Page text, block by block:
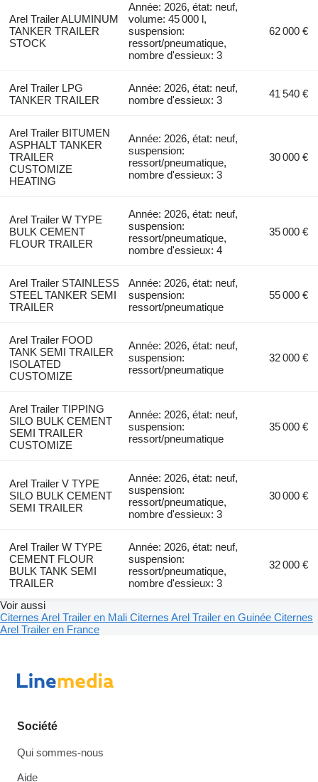
Arel Trailer ALUMINUM
TANKER TRAILER
STOCK
Année: 2026, état: neuf,
volume: 45 000 l,
suspension:
ressort/pneumatique,
nombre d'essieux: 3
62 000 €
Arel Trailer LPG
TANKER TRAILER
Année: 2026, état: neuf,
nombre d'essieux: 3
41 540 €
Arel Trailer BITUMEN
ASPHALT TANKER
TRAILER
CUSTOMIZE
HEATING
Année: 2026, état: neuf,
suspension:
ressort/pneumatique,
nombre d'essieux: 3
30 000 €
Arel Trailer W TYPE
BULK CEMENT
FLOUR TRAILER
Année: 2026, état: neuf,
suspension:
ressort/pneumatique,
nombre d'essieux: 4
35 000 €
Arel Trailer STAINLESS
STEEL TANKER SEMI
TRAILER
Année: 2026, état: neuf,
suspension:
ressort/pneumatique
55 000 €
Arel Trailer FOOD
TANK SEMI TRAILER
ISOLATED
CUSTOMIZE
Année: 2026, état: neuf,
suspension:
ressort/pneumatique
32 000 €
Arel Trailer TIPPING
SILO BULK CEMENT
SEMI TRAILER
CUSTOMIZE
Année: 2026, état: neuf,
suspension:
ressort/pneumatique
35 000 €
Arel Trailer V TYPE
SILO BULK CEMENT
SEMI TRAILER
Année: 2026, état: neuf,
suspension:
ressort/pneumatique,
nombre d'essieux: 3
30 000 €
Arel Trailer W TYPE
CEMENT FLOUR
BULK TANK SEMI
TRAILER
Année: 2026, état: neuf,
suspension:
ressort/pneumatique,
nombre d'essieux: 3
32 000 €
Voir aussi
Citernes Arel Trailer en Mali Citernes Arel Trailer en Guinée Citernes
Arel Trailer en France
Société
Qui sommes-nous
Aide